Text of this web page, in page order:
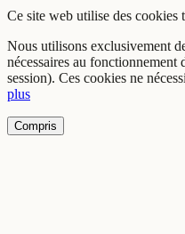
Ce site web utilise des cookies
Nous utilisons exclusivement
nécessaires au
session). Ces cookies ne
plus
Compris